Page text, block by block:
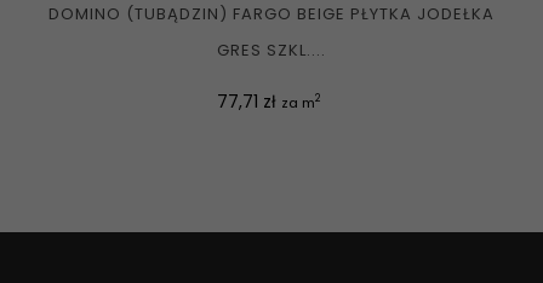
DOMINO (TUBĄDZIN) FARGO BEIGE PŁYTKA JODEŁKA
GRES SZKL....
Cena
77,71 zł za m2